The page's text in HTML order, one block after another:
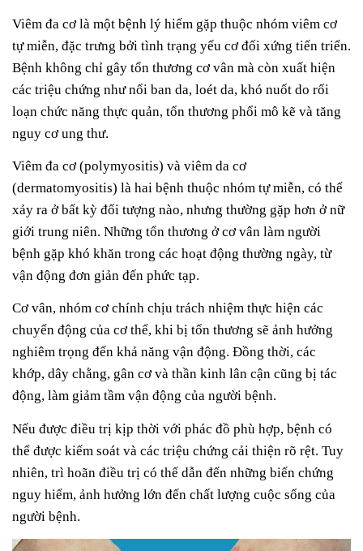
Viêm đa cơ là một bệnh lý hiếm gặp thuộc nhóm viêm cơ
tự miễn, đặc trưng bởi tình trạng yếu cơ đối xứng tiến triển.
Bệnh không chỉ gây tổn thương cơ vân mà còn xuất hiện
các triệu chứng như nổi ban da, loét da, khó nuốt do rối
loạn chức năng thực quản, tổn thương phổi mô kẽ và tăng
nguy cơ ung thư.
Viêm đa cơ (polymyositis) và viêm da cơ
(dermatomyositis) là hai bệnh thuộc nhóm tự miễn, có thể
xảy ra ở bất kỳ đối tượng nào, nhưng thường gặp hơn ở nữ
giới trung niên. Những tổn thương ở cơ vân làm người
bệnh gặp khó khăn trong các hoạt động thường ngày, từ
vận động đơn giản đến phức tạp.
Cơ vân, nhóm cơ chính chịu trách nhiệm thực hiện các
chuyển động của cơ thể, khi bị tổn thương sẽ ảnh hưởng
nghiêm trọng đến khả năng vận động. Đồng thời, các
khớp, dây chằng, gân cơ và thần kinh lân cận cũng bị tác
động, làm giảm tầm vận động của người bệnh.
Nếu được điều trị kịp thời với phác đồ phù hợp, bệnh có
thể được kiểm soát và các triệu chứng cải thiện rõ rệt. Tuy
nhiên, trì hoãn điều trị có thể dẫn đến những biến chứng
nguy hiểm, ảnh hưởng lớn đến chất lượng cuộc sống của
người bệnh.